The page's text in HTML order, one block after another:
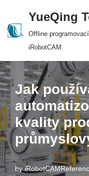
Skip
YueQing
Offline
iRobotCAM
Jak
kvality
by